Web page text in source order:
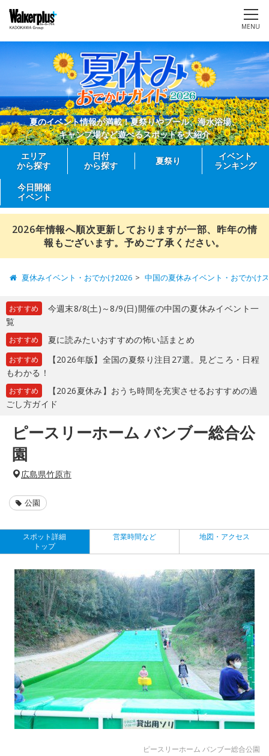
MENU
夏のイベント情報が満載！夏祭りやプール、海水浴場、
キャンプ場など遊べるスポットを大紹介
エリア
から探す
日付
から探す
夏祭り
イベント
ランキング
今日開催
イベント
2026年情報へ順次更新しておりますが一部、昨年の情
報もございます。予めご了承ください。
夏休みイベント・おでかけ2026 中国の夏休みイベント・おでかけ
おすすめ
今週末8/8(土)～8/9(日)開催の中国の夏休みイベント一
覧
おすすめ 夏に読みたいおすすめの怖い話まとめ
おすすめ
【2026年版】全国の夏祭り注目27選。見どころ・日程
もわかる！
おすすめ
【2026夏休み】おうち時間を充実させるおすすめの過
ごし方ガイド
ピースリーホーム バンブー総合公
園
広島県竹原市
公園
スポット詳細
トップ
営業時間など 地図・アクセス
ピースリーホーム バンブー総合公園